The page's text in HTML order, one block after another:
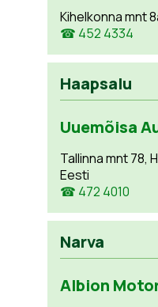
Kihelkonna mnt
☎ 452 4334
Haapsalu
Uuemõisa
Tallinna mnt 78,
Eesti
☎ 472 4010
Narva
Albion